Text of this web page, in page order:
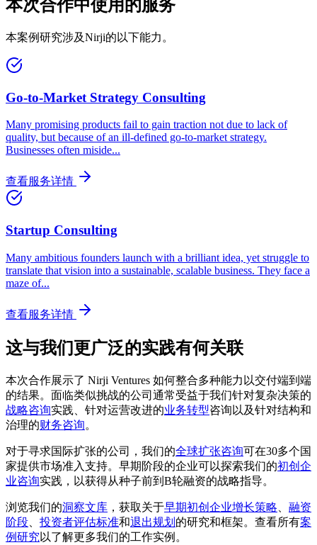
本次合作中使用的服务
本案例研究涉及Nirji的以下能力。
Go-to-Market Strategy Consulting
Many promising products fail to gain traction not due to lack of
quality, but because of an ill-defined go-to-market strategy.
Businesses often miside...
查看服务详情
Startup Consulting
Many ambitious founders launch with a brilliant idea, yet struggle to
translate that vision into a sustainable, scalable business. They face a
maze of...
查看服务详情
这与我们更广泛的实践有何关联
本次合作展示了 Nirji Ventures 如何整合多种能力以交付端到端
的结果。面临类似挑战的公司通常受益于我们针对复杂决策的
战略咨询实践、针对运营改进的业务转型咨询以及针对结构和
治理的财务咨询。
对于寻求国际扩张的公司，我们的全球扩张咨询可在30多个国
家提供市场准入支持。早期阶段的企业可以探索我们的初创企
业咨询实践，以获得从种子前到B轮融资的战略指导。
浏览我们的洞察文库 ，获取关于早期初创企业增长策略
融资
阶段
投资者评估标准和退出规划 的研究和框架。查看所有案
例研究 以了解更多我们的工作实例。